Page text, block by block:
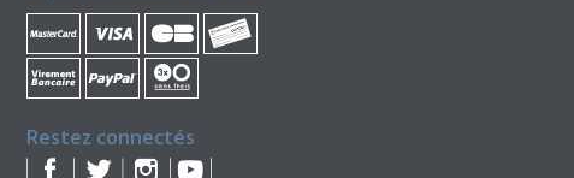
Restez connectés